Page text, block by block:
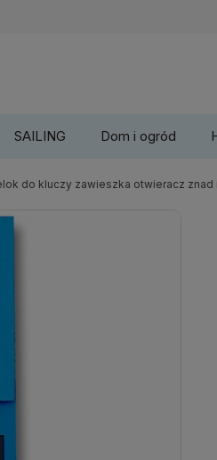
SAILING Dom i ogród
do kluczy zawieszka otwieracz znad